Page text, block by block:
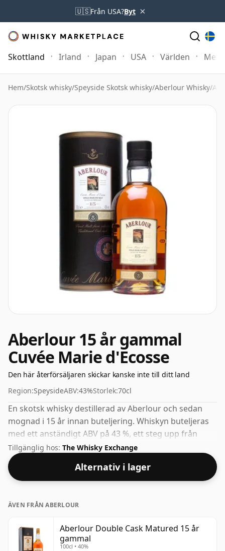
🇺🇸Från USA?Byt ×
Skottland Irland Japan USA Världen Mer
Hem/Skotsk whisky/Speyside Skotsk whisky/Aberlour Whisky/
Aberlour 15 år gammal
Cuvée Marie d'Ecosse
Den här återförsäljaren skickar kanske inte till ditt land
Region:SpeysideABV:43%Storlek:70cl
En skotsk whisky destillerad av Aberlour och sedan
mognad i 15 år innan buteljering. Whiskyn buteljeras
med ett anständigt ABV på 43 %, ett steg upp från
standardnivån på 40 %, och levereras i de facto-
flaskstorleken på 70 cl.
Tillgänglig hos: The Whisky Exchange
Alternativ i lager
ÄVEN FRÅN ABERLOUR
Aberlour Double Cask Matured 15 år
gammal
100cl • 40%